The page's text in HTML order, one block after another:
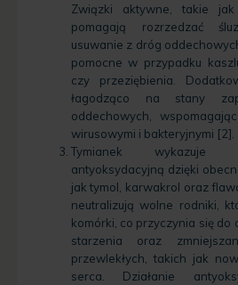
Związki aktywne, takie
pomagają rozrzedzać
usuwanie z dróg
pomocne w przypadku
czy przeziębienia.
łagodząco na stany
oddechowych,
wirusowymi i bakteryjnymi [2].
Tymianek wykazuje
antyoksydacyjną dzięki
jak tymol, karwakrol oraz
neutralizują wolne rodniki,
komórki, co przyczynia się
starzenia oraz
przewlekłych, takich jak
serca. Działanie